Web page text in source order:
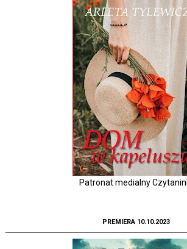
Patronat medialny
PREMIERA 10.10.2023